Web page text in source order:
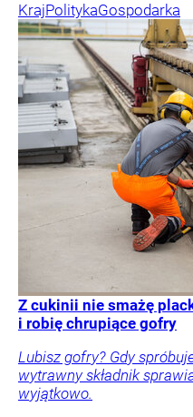
KrajPolitykaGospodarka
Z cukinii nie smażę
i robię chrupiące gofry
Lubisz gofry? Gdy
wytrawny składnik
wyjątkowo.